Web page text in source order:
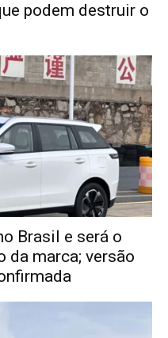
podem destruir o
Brasil e será o
da marca; versão